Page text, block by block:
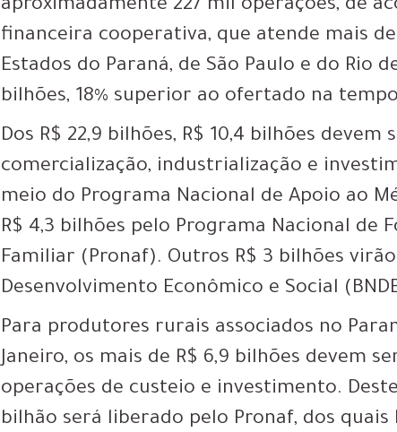
aproximadamente 227 mil operações, de
financeira cooperativa, que atende mais
Estados do Paraná, de São Paulo e do Rio
bilhões, 18% superior ao ofertado na
Dos R$ 22,9 bilhões, R$ 10,4 bilhões
comercialização, industrialização e
meio do Programa Nacional de Apoio ao
R$ 4,3 bilhões pelo Programa Nacional
Familiar (Pronaf). Outros R$ 3 bilhões
Desenvolvimento Econômico e Social
Para produtores rurais associados no
Janeiro, os mais de R$ 6,9 bilhões devem
operações de custeio e investimento.
bilhão será liberado pelo Pronaf, dos quais